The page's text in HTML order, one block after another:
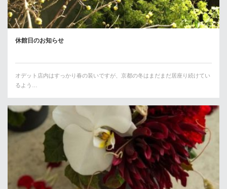
休館日のお知らせ
オデット店内はすっかり春の装いですが、京都の冬はまだまだ居座り続けてい
るよう…